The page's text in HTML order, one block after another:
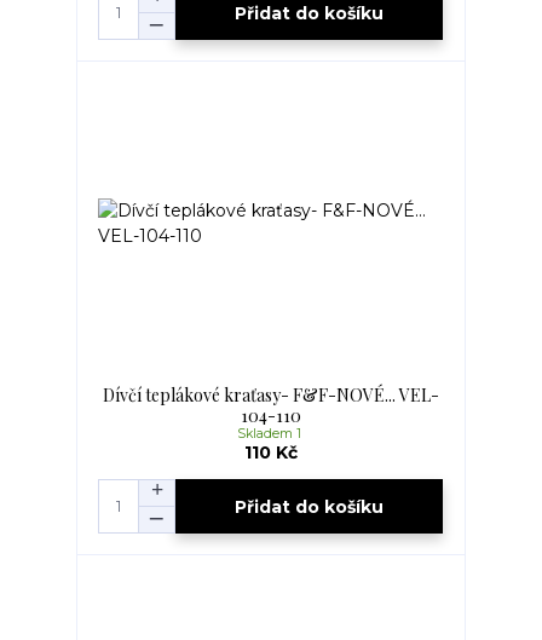
Přidat do košíku
Dívčí teplákové kraťasy- F&F-NOVÉ... VEL-
104-110
110 Kč
Skladem 1
Přidat do košíku